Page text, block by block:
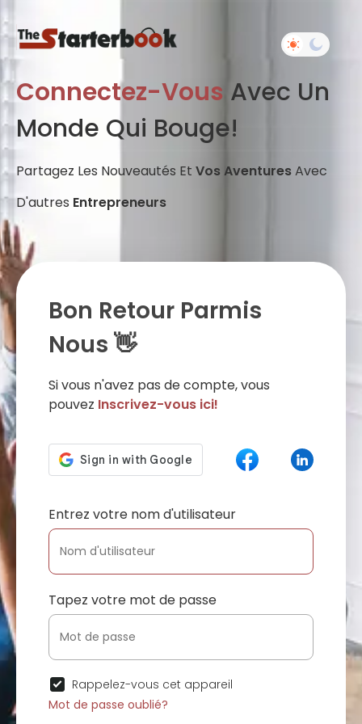
Connectez-Vous Avec Un
Monde Qui Bouge!
Partagez Les Nouveautés Et Vos AventuresAvec
D'autres Entrepreneurs
Bon Retour Parmis
Nous 👋
Si vous n'avez pas de compte, vous
pouvez Inscrivez-vous ici!
Entrez votre nom d'utilisateur
Tapez votre mot de passe
Rappelez-vous cet appareil
Mot de passe oublié?